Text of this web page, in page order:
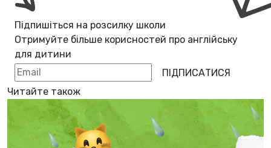
Підпишіться на розсилку школи
Отримуйте більше корисностей про англійську
для дитини
ПІДПИСАТИСЯ
Читайте також